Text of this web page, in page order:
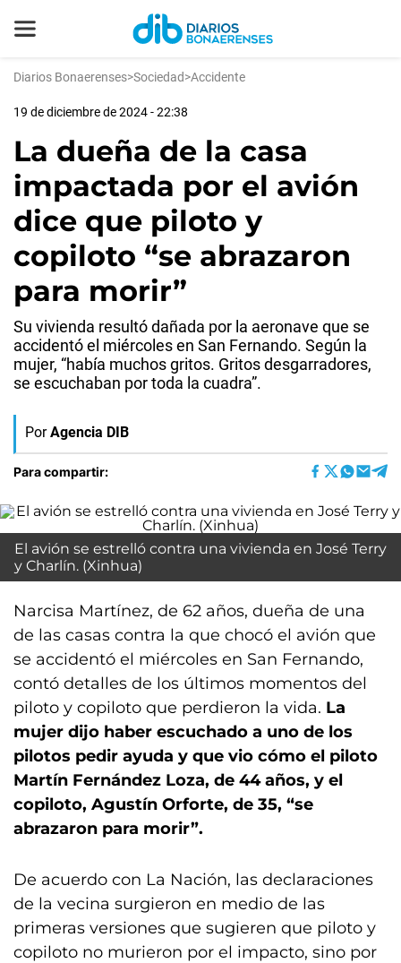
Diarios Bonaerenses>Sociedad>Accidente
19 de diciembre de 2024 - 22:38
La dueña de la casa
impactada por el avión
dice que piloto y
copiloto “se abrazaron
para morir”
Su vivienda resultó dañada por la aeronave que se
accidentó el miércoles en San Fernando. Según la
mujer, “había muchos gritos. Gritos desgarradores,
se escuchaban por toda la cuadra”.
Por Agencia DIB
Para compartir:
El avión se estrelló contra una vivienda en José Terry
y Charlín. (Xinhua)
Narcisa Martínez, de 62 años, dueña de una
de las casas contra la que chocó el avión que
se accidentó el miércoles en San Fernando,
contó detalles de los últimos momentos del
piloto y copiloto que perdieron la vida. La
mujer dijo haber escuchado a uno de los
pilotos pedir ayuda y que vio cómo el piloto
Martín Fernández Loza, de 44 años, y el
copiloto, Agustín Orforte, de 35, “se
abrazaron para morir”.
De acuerdo con La Nación, las declaraciones
de la vecina surgieron en medio de las
primeras versiones que sugieren que piloto y
copiloto no murieron por el impacto, sino por